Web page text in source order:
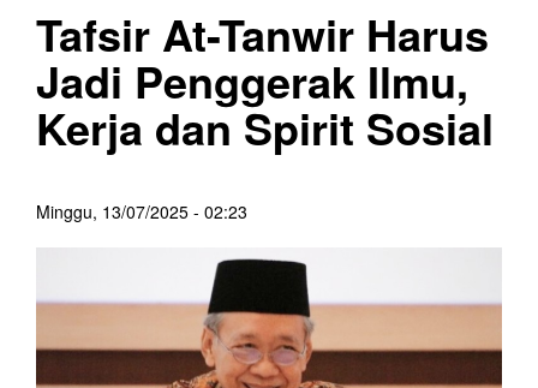
Tafsir At-Tanwir Harus
Jadi Penggerak Ilmu,
Kerja dan Spirit Sosial
Minggu, 13/07/2025 - 02:23